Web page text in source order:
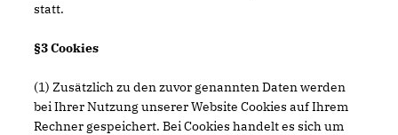
statt.
§3 Cookies
(1) Zusätzlich zu den zuvor genannten Daten werden
bei Ihrer Nutzung unserer Website Cookies auf Ihrem
Rechner gespeichert. Bei Cookies handelt es sich um